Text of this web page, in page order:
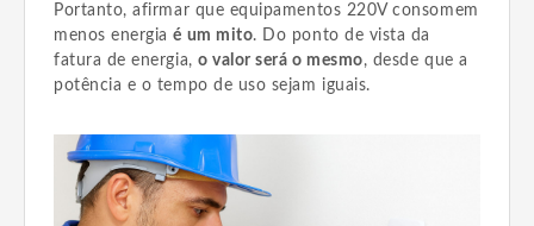
Portanto, afirmar que equipamentos 220V consomem
menos energiaé um mito. Do ponto de vista da
fatura de energia,o valor será o mesmo, desde que a
potência e o tempo de uso sejam iguais.